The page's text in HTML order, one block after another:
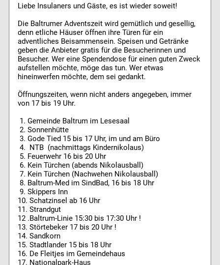
Liebe Insulaners und Gäste, es ist wieder soweit!
Die Baltrumer Adventszeit wird gemütlich und gesellig,
denn etliche Häuser öffnen ihre Türen für ein
adventliches Beisammensein. Speisen und Getränke
geben die Anbieter gratis für die Besucherinnen und
Besucher. Wer eine Spendendose für einen guten Zweck
aufstellen möchte, möge das tun. Wer etwas
hineinwerfen möchte, dem sei gedankt.
Öffnungszeiten, wenn nicht anders angegeben, immer
von 17 bis 19 Uhr.
1. Gemeinde Baltrum im Lesesaal
2. Sonnenhütte
3. Gode Tied 15 bis 17 Uhr, im und am Büro
4. NTB (nachmittags Kindernikolaus)
5. Feuerwehr 16 bis 20 Uhr
6. Kein Türchen (abends Nikolausball)
7. Kein Türchen (Nachwehen Nikolausball)
8. Baltrum-Med im SindBad, 16 bis 18 Uhr
9. Skippers Inn
10. Schatzinsel ab 16 Uhr
11. Strandgut
12 .Baltrum-Linie 15:30 bis 17:30 Uhr !
13. Störtebeker 17 bis 20 Uhr !
14. Sandkorn
15. Stadtlander 15 bis 18 Uhr
16. De Fleitjes im Gemeindehaus
17. Nationalpark-Haus